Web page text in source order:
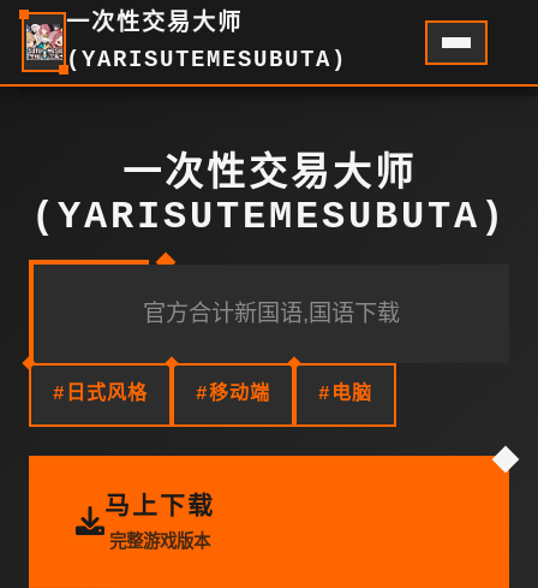
一次性交易大师
(YARISUTEMESUBUTA)
一次性交易大师
(YARISUTEMESUBUTA)
官方合计新国语,国语下载
#日式风格 #移动端 #电脑
马上下载
完整游戏版本